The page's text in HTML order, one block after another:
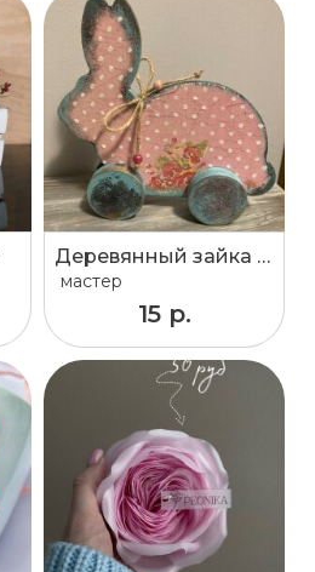
Деревянный зайка на колесах
мастер
15 р.